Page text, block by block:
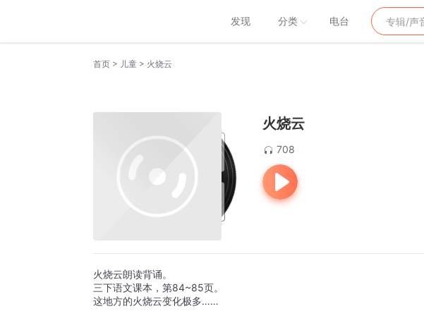
发现 分类 电台
首页 > 儿童 > 火烧云
火烧云
708
火烧云朗读背诵。
三下语文课本，第84~85页。
这地方的火烧云变化极多……